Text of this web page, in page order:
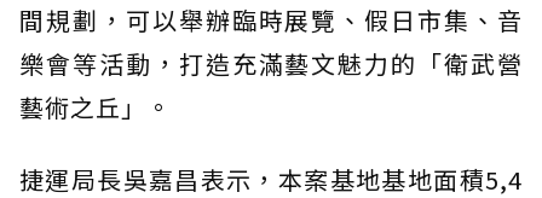
間規劃，可以舉辦臨時展覽、假日市集、音
樂會等活動，打造充滿藝文魅力的「衛武營
藝術之丘」。
捷運局長吳嘉昌表示，本案基地基地面積5,4